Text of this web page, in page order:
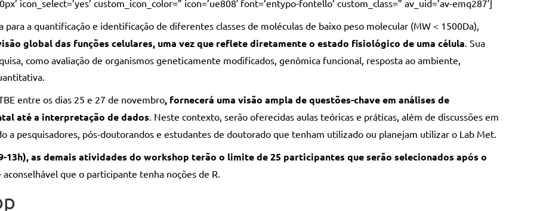
icon_select=’yes’ custom_icon_color=” icon=’ue808′ font=’entypo-fontello’ custom_class=” av_uid=’av-emq287′]
a quantificação e identificação de diferentes classes de moléculas de baixo peso molecular (MW < 1500Da),
global das funções celulares, uma vez que reflete diretamente o estado fisiológico de uma célula. Sua
como avaliação de organismos geneticamente modificados, genômica funcional, resposta ao ambiente,
entre os dias 25 e 27 de novembro, fornecerá uma visão ampla de questões-chave em análises de
até a interpretação de dados. Neste contexto, serão oferecidas aulas teóricas e práticas, além de discussões em
a pesquisadores, pós-doutorandos e estudantes de doutorado que tenham utilizado ou planejam utilizar o Lab Met.
as demais atividades do workshop terão o limite de 25 participantes que serão selecionados após o
aconselhável que o participante tenha noções de R.